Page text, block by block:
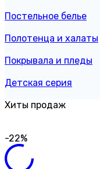
Постельное белье
Полотенца и халаты
Покрывала и пледы
Детская серия
Хиты продаж
-22%